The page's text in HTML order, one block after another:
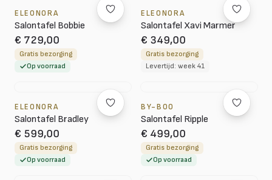
ELEONORA
Salontafel Bobbie
€ 729,00
Gratis bezorging
Op voorraad
ELEONORA
Salontafel Xavi Marmer
€ 349,00
Gratis bezorging
Levertijd: week 41
ELEONORA
Salontafel Bradley
€ 599,00
Gratis bezorging
Op voorraad
BY-BOO
Salontafel Ripple
€ 499,00
Gratis bezorging
Op voorraad